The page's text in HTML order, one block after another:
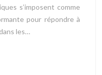
s’imposent comme
pour répondre à
les…